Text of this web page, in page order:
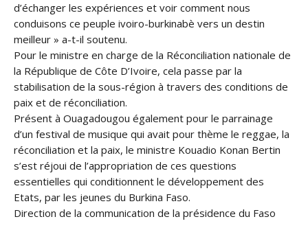
d’échanger les expériences et voir comment nous
conduisons ce peuple ivoiro-burkinabè vers un destin
meilleur » a-t-il soutenu.
Pour le ministre en charge de la Réconciliation nationale de
la République de Côte D’Ivoire, cela passe par la
stabilisation de la sous-région à travers des conditions de
paix et de réconciliation.
Présent à Ouagadougou également pour le parrainage
d’un festival de musique qui avait pour thème le reggae, la
réconciliation et la paix, le ministre Kouadio Konan Bertin
s’est réjoui de l’appropriation de ces questions
essentielles qui conditionnent le développement des
Etats, par les jeunes du Burkina Faso.
Direction de la communication de la présidence du Faso